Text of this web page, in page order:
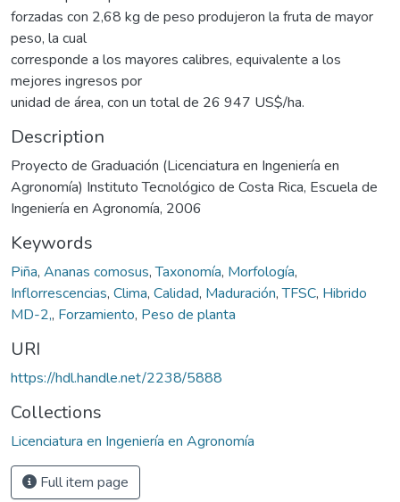
forzadas con 2,68 kg de peso produjeron la fruta de mayor
peso, la cual
corresponde a los mayores calibres, equivalente a los
mejores ingresos por
unidad de área, con un total de 26 947 US$/ha.
Description
Proyecto de Graduación (Licenciatura en Ingeniería en
Agronomía) Instituto Tecnológico de Costa Rica, Escuela de
Ingeniería en Agronomía, 2006
Keywords
Piña, Ananas comosus,Taxonomía, Morfología,
Inflorrescencias, Clima, Calidad, Maduración,TFSC, Hibrido
MD-2,, Forzamiento, Peso de planta
URI
https://hdl.handle.net/2238/5888
Collections
Licenciatura en Ingeniería en Agronomía
Full item page